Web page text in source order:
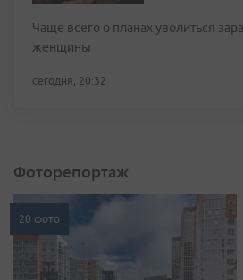
Чаще всего о планах уволиться
женщины
сегодня, 20:32
Фоторепортаж
20 фото